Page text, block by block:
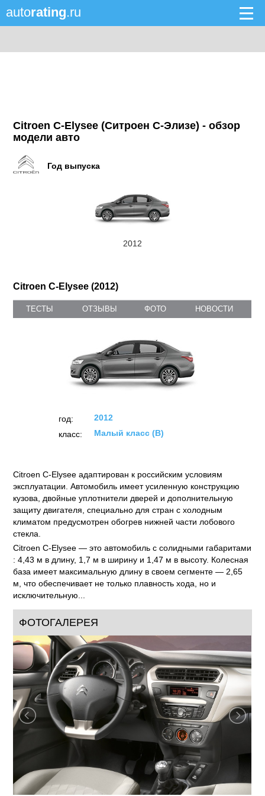
autorating.ru
Citroen C-Elysee (Ситроен С-Элизе) - обзор
модели авто
Год выпуска
2012
Citroen C-Elysee (2012)
ТЕСТЫ ОТЗЫВЫ ФОТО НОВОСТИ
год:
2012
класс:
Малый класс (B)
Citroen C-Elysee адаптирован к российским условиям
эксплуатации. Автомобиль имеет усиленную конструкцию
кузова, двойные уплотнители дверей и дополнительную
защиту двигателя, специально для стран с холодным
климатом предусмотрен обогрев нижней части лобового
стекла.
Citroen C-Elysee — это автомобиль с солидными габаритами
: 4,43 м в длину, 1,7 м в ширину и 1,47 м в высоту. Колесная
база имеет максимальную длину в своем сегменте — 2,65
м, что обеспечивает не только плавность хода, но и
исключительную...
ФОТОГАЛЕРЕЯ